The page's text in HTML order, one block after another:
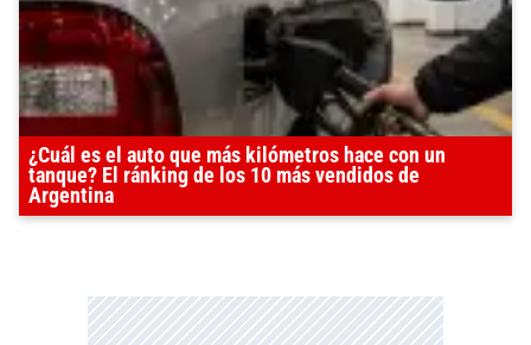
¿Cuál es el auto que más kilómetros hace con un
tanque? El ránking de los 10 más vendidos de
Argentina